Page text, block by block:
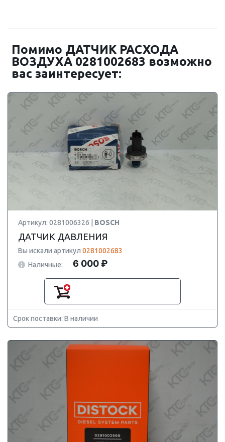
Помимо ДАТЧИК РАСХОДА
ВОЗДУХА 0281002683 возможно
вас заинтересует:
Артикул: 0281006326 | BOSCH
ДАТЧИК ДАВЛЕНИЯ
Вы искали артикул 0281002683
Наличные:
6 000 ₽
Срок поставки: В наличии